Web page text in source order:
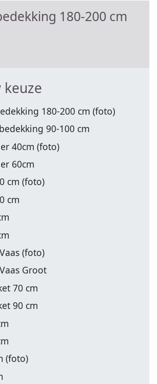
180-200 cm
keuze
180-200 cm (foto)
90-100 cm
40cm (foto)
60cm
cm (foto)
cm
(foto)
Groot
70 cm
90 cm
(foto)